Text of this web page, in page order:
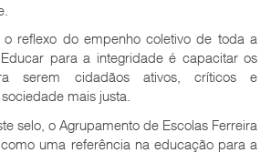
reflexo do empenho coletivo de toda a
para a integridade é capacitar os
serem cidadãos ativos, críticos e
mais justa.
selo, o Agrupamento de Escolas Ferreira
uma referência na educação para a